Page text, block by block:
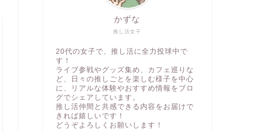
推し活女子
かずな
20代の女子で、推し活に全力投球中で
す！
ライブ参戦やグッズ集め、カフェ巡りな
ど、日々の推しごとを楽しむ様子を中心
に、リアルな体験やおすすめ情報をブロ
グでシェアしています。
推し活仲間と共感できる内容をお届けで
きれば嬉しいです！
どうぞよろしくお願いします！